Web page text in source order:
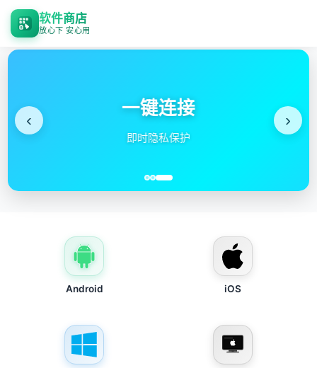
软件商店
放心下 安心用
一键连接
即时隐私保护
‹ ›
Android iOS